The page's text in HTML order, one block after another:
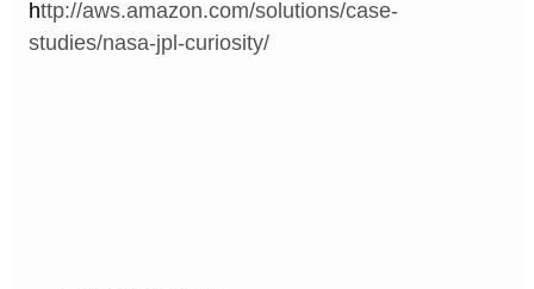
http://aws.amazon.com/solutions/case-
studies/nasa-jpl-curiosity/